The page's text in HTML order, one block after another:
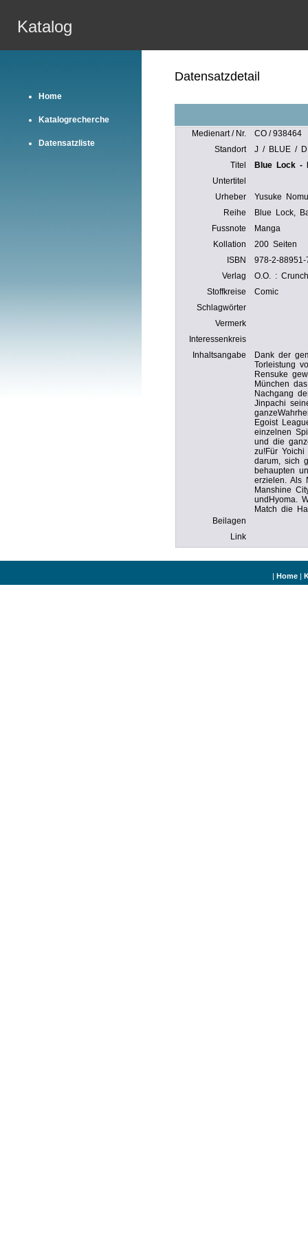
Katalog
Home
Katalogrecherche
Datensatzliste
Datensatzdetail
Medienart / Nr.
CO / 938464
Standort
J / BLUE / D
Titel
Blue Lock -
Untertitel
Urheber
Yusuke
Reihe
Blue Lock,
Fussnote
Manga
Kollation
200 Seiten
ISBN
978-2-88951-
Verlag
O.O. :
Stoffkreise
Comic
Schlagwörter
Vermerk
Interessenkreis
Inhaltsangabe
Dank der
Torleistung
Rensuke
München
Nachgang
Jinpachi
Egoist
einzelnen
und die
zu!Für
darum, sich
behaupten
erzielen. Als
Manshine
undHyoma.
Match die
Beilagen
Link
| Home|